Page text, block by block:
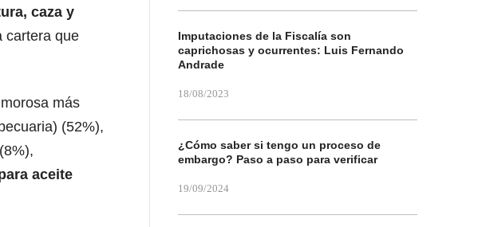
caza y
cartera que
más
(52%),
(8%),
aceite
Imputaciones de la Fiscalía son
caprichosas y ocurrentes: Luis Fernando
Andrade
18/08/2023
¿Cómo saber si tengo un proceso de
embargo? Paso a paso para verificar
19/09/2024